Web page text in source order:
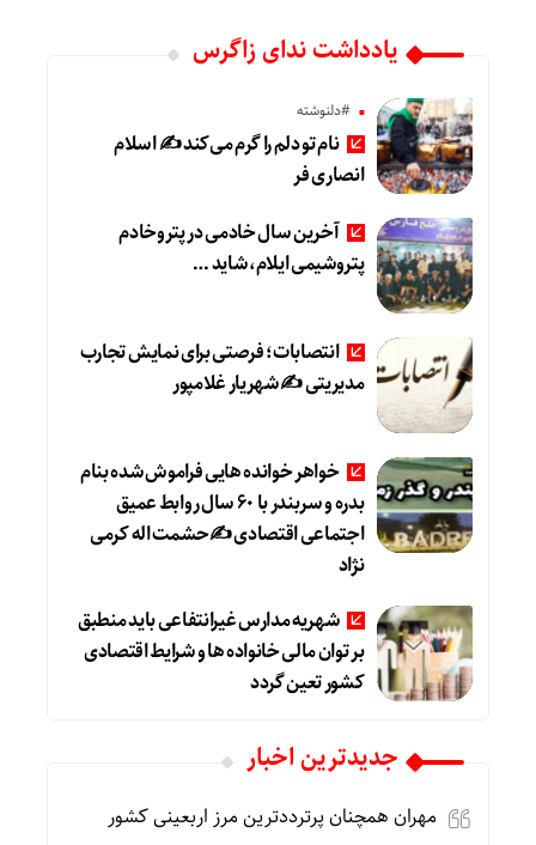
یادداشت ندای زاگرس
#دلنوشته
نام تو دلم را گرم می‌کند ✍️ اسلام
انصاری فر
آخرین سال خادمی در پتروخادم
پتروشیمی ایلام، شاید …
انتصابات؛ فرصتی برای نمایش تجارب
مدیریتی ✍ شهریار غلامپور
خواهر خوانده هایی فراموش شده بنام
بدره و سربندر با ۶۰ سال روابط عمیق
اجتماعی اقتصادی ✍حشمت اله کرمی
نژاد
شهریه مدارس غیرانتفاعی باید منطبق
بر توان مالی خانواده ها و شرایط اقتصادی
کشور تعین گردد
جديدترين اخبار
مهران همچنان پرترددترین مرز اربعینی کشور